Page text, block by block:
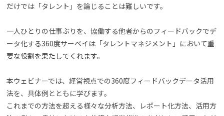
だけでは「タレント」を論じることは難しいです。
一人ひとりの仕事ぶりを、協働する他者からのフィードバックでデ
ータ化する360度サーベイは「タレントマネジメント」において重
要な役割を果たしてくれます。
本ウェビナーでは、経営視点での360度フィードバックデータ活用
法を、具体例とともに学びます。
これまでの方法を超える様々な分析方法、レポート化方法、活用方